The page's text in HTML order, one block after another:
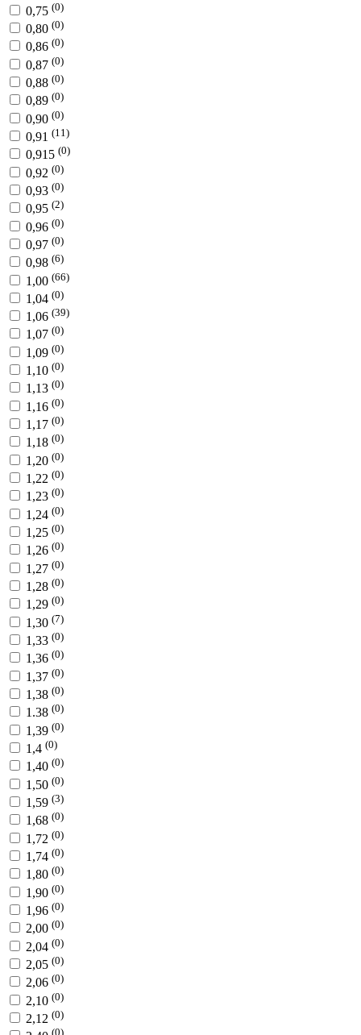
0,75 (0)
0,80 (0)
0,86 (0)
0,87 (0)
0,88 (0)
0,89 (0)
0,90 (0)
0,91 (11)
0,915 (0)
0,92 (0)
0,93 (0)
0,95 (2)
0,96 (0)
0,97 (0)
0,98 (6)
1,00 (66)
1,04 (0)
1,06 (39)
1,07 (0)
1,09 (0)
1,10 (0)
1,13 (0)
1,16 (0)
1,17 (0)
1,18 (0)
1,20 (0)
1,22 (0)
1,23 (0)
1,24 (0)
1,25 (0)
1,26 (0)
1,27 (0)
1,28 (0)
1,29 (0)
1,30 (7)
1,33 (0)
1,36 (0)
1,37 (0)
1,38 (0)
1.38 (0)
1,39 (0)
1,4 (0)
1,40 (0)
1,50 (0)
1,59 (3)
1,68 (0)
1,72 (0)
1,74 (0)
1,80 (0)
1,90 (0)
1,96 (0)
2,00 (0)
2,04 (0)
2,05 (0)
2,06 (0)
2,10 (0)
2,12 (0)
(0)